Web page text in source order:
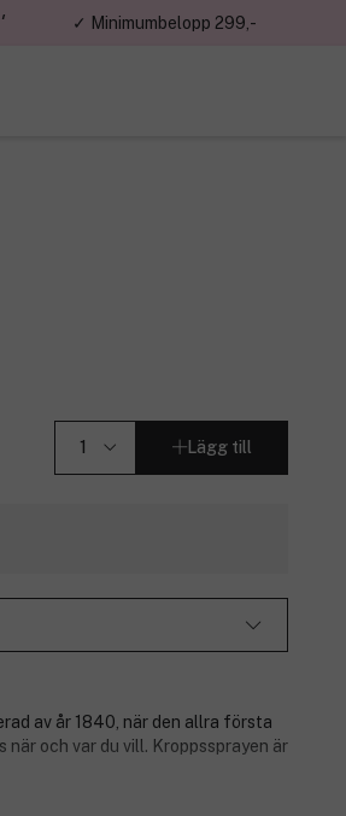
✓ Minimumbelopp 299,-
Lägg till
av år 1840, när den allra första
när och var du vill. Kroppssprayen är